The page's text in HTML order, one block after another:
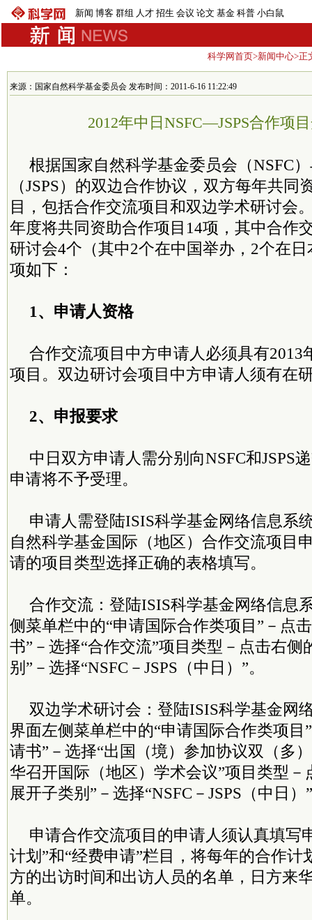
新闻 博客 群组 人才 招生 会议 论文 基金 科普 小白鼠
科学网首页>新闻中心>正
来源：国家自然科学基金委员会 发布时间：2011-6-16 11:22:49
2012年中日NSFC—JSPS合作项
根据国家自然科学基金委员会（NSFC
（JSPS）的双边合作协议，双方每年共同
目，包括合作交流项目和双边学术研讨会
年度将共同资助合作项目14项，其中合作
研讨会4个（其中2个在中国举办，2个在
项如下：
1、申请人资格
合作交流项目中方申请人必须具有2013
项目。双边研讨会项目中方申请人须有在
2、申报要求
中日双方申请人需分别向NSFC和JSPS
申请将不予受理。
申请人需登陆ISIS科学基金网络信息系
自然科学基金国际（地区）合作交流项目
请的项目类型选择正确的表格填写。
合作交流：登陆ISIS科学基金网络信息
侧菜单栏中的“申请国际合作类项目”－点
书”－选择“合作交流”项目类型－点击右侧
别”－选择“NSFC－JSPS（中日）”。
双边学术研讨会：登陆ISIS科学基金网
界面左侧菜单栏中的“申请国际合作类项目
请书”－选择“出国（境）参加协议双（多
华召开国际（地区）学术会议”项目类型－
展开子类别”－选择“NSFC－JSPS（中日）
申请合作交流项目的申请人须认真填写
计划”和“经费申请”栏目，将每年的合作计
方的出访时间和出访人员的名单，日方来
单。